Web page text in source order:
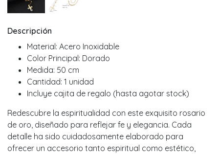
Descripción
Material: Acero Inoxidable
Color Principal: Dorado
Medida: 50 cm
Cantidad: 1 unidad
Incluye cajita de regalo (hasta agotar stock)
Redescubre la espiritualidad con este exquisito rosario
de oro, diseñado para reflejar fe y elegancia. Cada
detalle ha sido cuidadosamente elaborado para
ofrecer un accesorio tanto espiritual como estético,